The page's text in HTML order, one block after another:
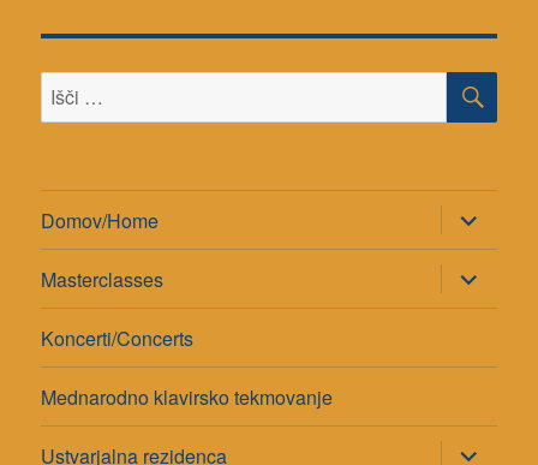
Išči:
Domov/Home razširi
pod-
meni
Masterclasses
razširi
pod-
meni
Koncerti/Concerts
Mednarodno klavirsko tekmovanje
Ustvarjalna rezidenca razširi